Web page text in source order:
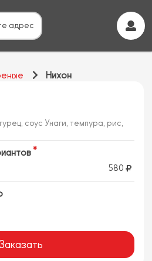
адрес
Нихон
соус Унаги, темпура, рис,
580
Заказать